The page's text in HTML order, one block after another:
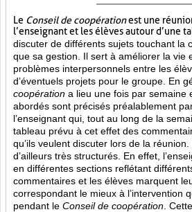
Le Conseil de coopérationest une
l’enseignant et les élèves autour d’une
discuter de différents sujets touchant la
que sa gestion. Il sert à améliorer la vie
problèmes interpersonnels entre les
d’éventuels projets pour le groupe. En
coopération a lieu une fois par semaine
abordés sont précisés préalablement
l’enseignant qui, tout au long de la
tableau prévu à cet effet des
qu’ils veulent discuter lors de la
d’ailleurs très structurés. En effet,
en différentes sections reflétant
commentaires et les élèves marquent
correspondant le mieux à l’intervention
pendant le Conseil de coopération .